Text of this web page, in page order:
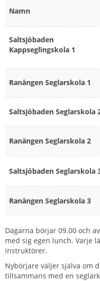
Namn
Saltsjöbaden
Kappseglingskola 1
Ranängen Seglarskola 1
Saltsjöbaden Seglarskola
Ranängen Seglarskola 2
Saltsjöbaden Seglarskola
Ranängen Seglarskola 3
Dagarna börjar 09.00 och
med sig egen lunch. Varje
instruktörer.
Nybörjare väljer själva om
tillsammans med en